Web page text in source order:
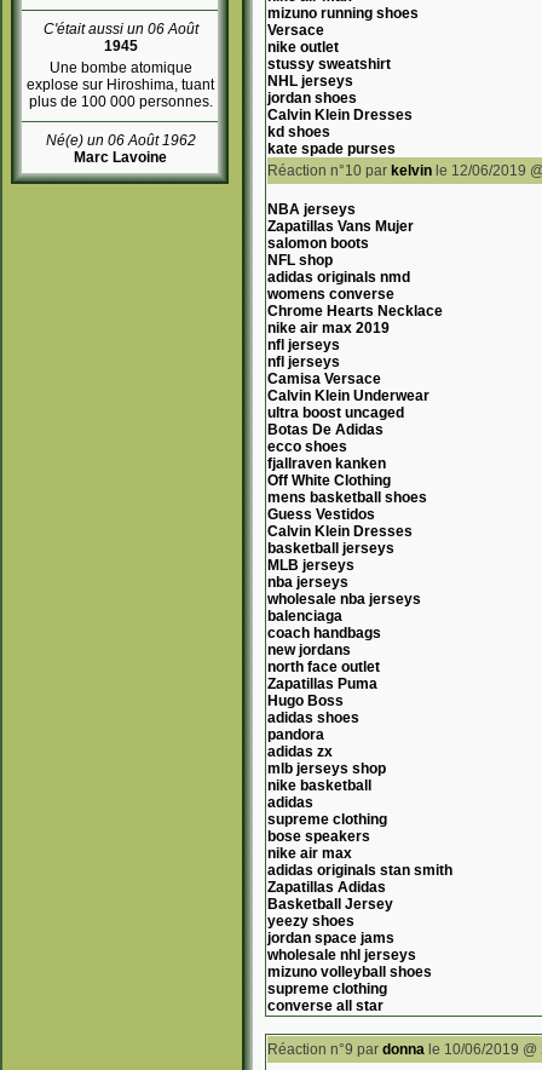
C'était aussi un 06 Août
1945
Une bombe atomique
explose sur Hiroshima, tuant
plus de 100 000 personnes.
Né(e) un 06 Août 1962
Marc Lavoine
mizuno running shoes
Versace
nike outlet
stussy sweatshirt
NHL jerseys
jordan shoes
Calvin Klein Dresses
kd shoes
kate spade purses
Réaction n°10 par kelvin le 12/06/2019
NBA jerseys
Zapatillas Vans Mujer
salomon boots
NFL shop
adidas originals nmd
womens converse
Chrome Hearts Necklace
nike air max 2019
nfl jerseys
nfl jerseys
Camisa Versace
Calvin Klein Underwear
ultra boost uncaged
Botas De Adidas
ecco shoes
fjallraven kanken
Off White Clothing
mens basketball shoes
Guess Vestidos
Calvin Klein Dresses
basketball jerseys
MLB jerseys
nba jerseys
wholesale nba jerseys
balenciaga
coach handbags
new jordans
north face outlet
Zapatillas Puma
Hugo Boss
adidas shoes
pandora
adidas zx
mlb jerseys shop
nike basketball
adidas
supreme clothing
bose speakers
nike air max
adidas originals stan smith
Zapatillas Adidas
Basketball Jersey
yeezy shoes
jordan space jams
wholesale nhl jerseys
mizuno volleyball shoes
supreme clothing
converse all star
Réaction n°9 par donna le 10/06/2019 @